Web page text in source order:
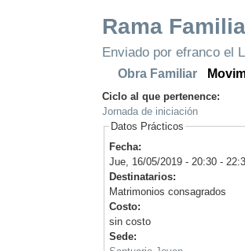
Rama
Enviado por efranco el
Obra Familiar
Ciclo al que pertenence:
Jornada de iniciación
Datos Prácticos
Fecha:
Jue, 16/05/2019 - 20:30 -
Destinatarios:
Matrimonios consagrados
Costo:
sin costo
Sede: